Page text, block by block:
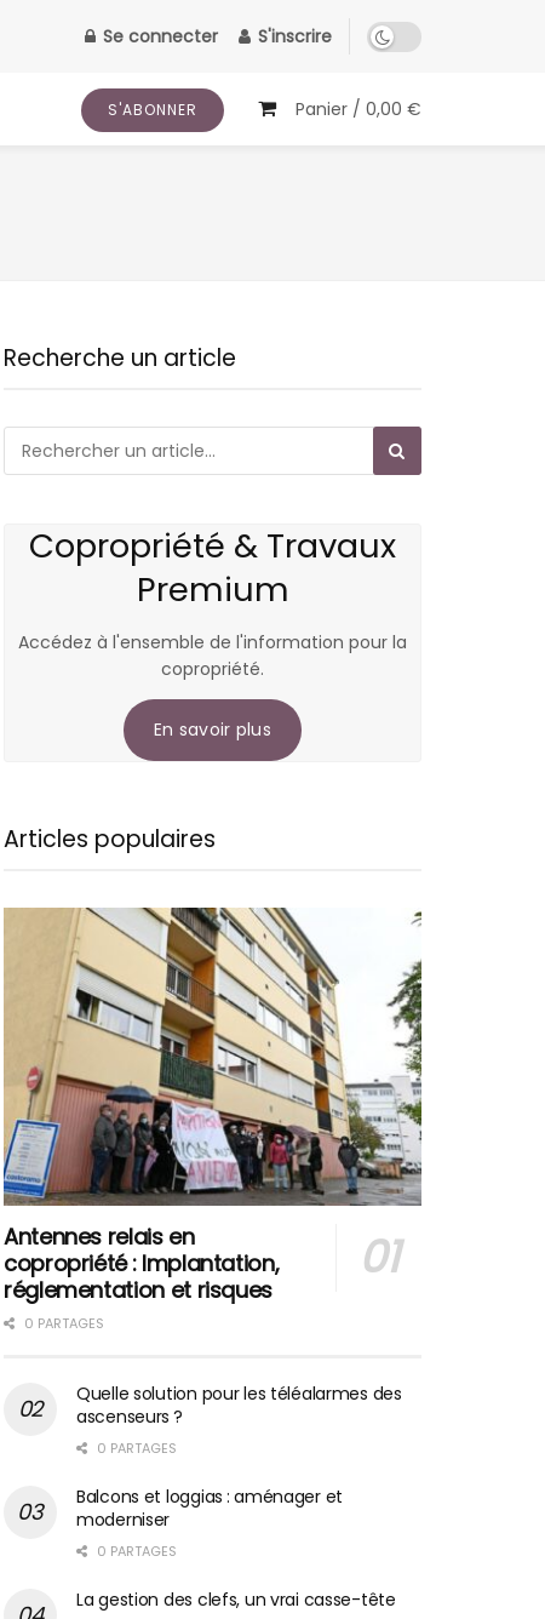
Se connecter S'inscrire
S'ABONNER Panier / 0,00 €
Recherche un article
Copropriété & Travaux
Premium
Accédez à l'ensemble de l'information pour la
copropriété.
En savoir plus
Articles populaires
Antennes relais en
copropriété : Implantation,
réglementation et risques
0 PARTAGES
Quelle solution pour les téléalarmes des
ascenseurs ?
0 PARTAGES
Balcons et loggias : aménager et
moderniser
0 PARTAGES
La gestion des clefs, un vrai casse-tête